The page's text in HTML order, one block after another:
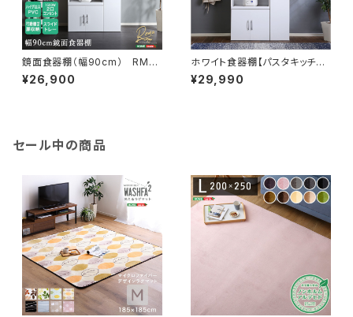
鏡面食器棚（幅90cm） RME-
1890
¥26,900
ホワイト食器棚【パスタキッチン
ボード】（幅90cm×高さ180cm
タイプ） PST-1890WH
¥29,990
セール中の商品